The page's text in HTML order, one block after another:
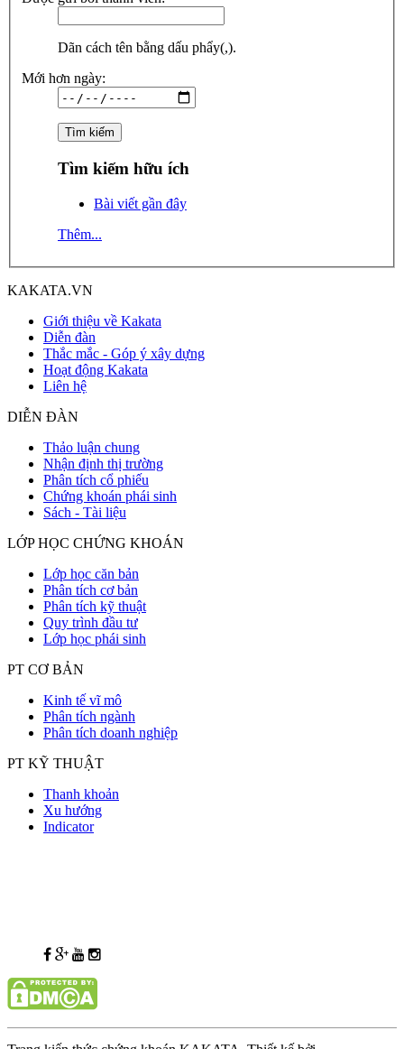
Dãn cách tên bằng dấu phẩy(,).
Mới hơn ngày:
Tìm kiếm hữu ích
Bài viết gần đây
Thêm...
KAKATA.VN
Giới thiệu về Kakata
Diễn đàn
Thắc mắc - Góp ý xây dựng
Hoạt động Kakata
Liên hệ
DIỄN ĐÀN
Thảo luận chung
Nhận định thị trường
Phân tích cổ phiếu
Chứng khoán phái sinh
Sách - Tài liệu
LỚP HỌC CHỨNG KHOÁN
Lớp học căn bản
Phân tích cơ bản
Phân tích kỹ thuật
Quy trình đầu tư
Lớp học phái sinh
PT CƠ BẢN
Kinh tế vĩ mô
Phân tích ngành
Phân tích doanh nghiệp
PT KỸ THUẬT
Thanh khoản
Xu hướng
Indicator